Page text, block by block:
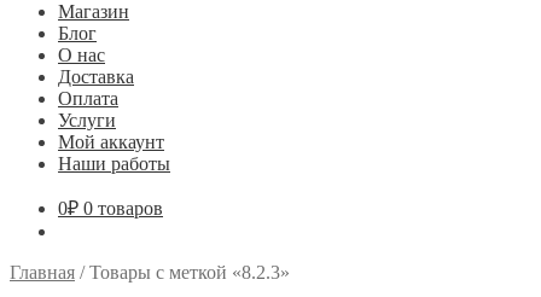
Магазин
Блог
О нас
Доставка
Оплата
Услуги
Мой аккаунт
Наши работы
0₽ 0 товаров
Главная /Товары с меткой «8.2.3»